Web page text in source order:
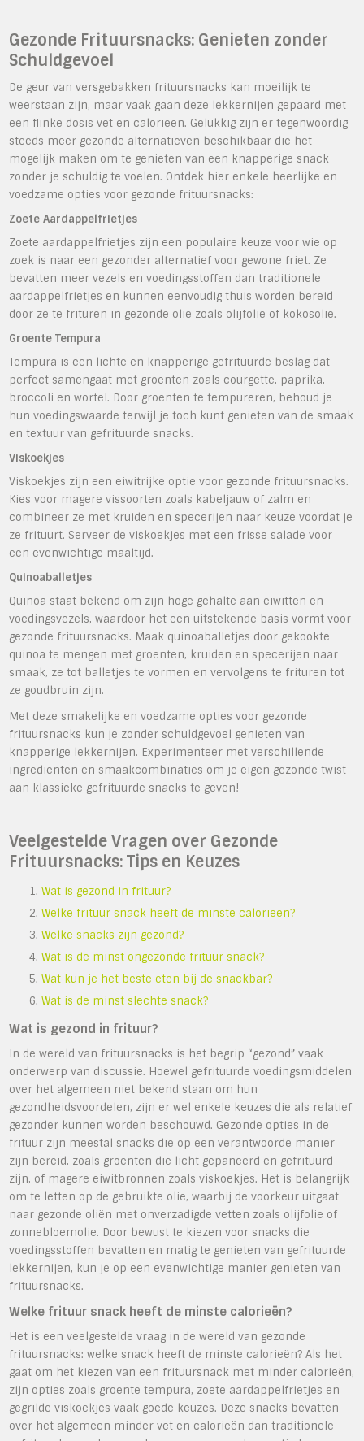
Gezonde Frituursnacks: Genieten zonder
Schuldgevoel
De geur van versgebakken frituursnacks kan moeilijk te
weerstaan zijn, maar vaak gaan deze lekkernijen gepaard met
een flinke dosis vet en calorieën. Gelukkig zijn er tegenwoordig
steeds meer gezonde alternatieven beschikbaar die het
mogelijk maken om te genieten van een knapperige snack
zonder je schuldig te voelen. Ontdek hier enkele heerlijke en
voedzame opties voor gezonde frituursnacks:
Zoete Aardappelfrietjes
Zoete aardappelfrietjes zijn een populaire keuze voor wie op
zoek is naar een gezonder alternatief voor gewone friet. Ze
bevatten meer vezels en voedingsstoffen dan traditionele
aardappelfrietjes en kunnen eenvoudig thuis worden bereid
door ze te frituren in gezonde olie zoals olijfolie of kokosolie.
Groente Tempura
Tempura is een lichte en knapperige gefrituurde beslag dat
perfect samengaat met groenten zoals courgette, paprika,
broccoli en wortel. Door groenten te tempureren, behoud je
hun voedingswaarde terwijl je toch kunt genieten van de smaak
en textuur van gefrituurde snacks.
Viskoekjes
Viskoekjes zijn een eiwitrijke optie voor gezonde frituursnacks.
Kies voor magere vissoorten zoals kabeljauw of zalm en
combineer ze met kruiden en specerijen naar keuze voordat je
ze frituurt. Serveer de viskoekjes met een frisse salade voor
een evenwichtige maaltijd.
Quinoaballetjes
Quinoa staat bekend om zijn hoge gehalte aan eiwitten en
voedingsvezels, waardoor het een uitstekende basis vormt voor
gezonde frituursnacks. Maak quinoaballetjes door gekookte
quinoa te mengen met groenten, kruiden en specerijen naar
smaak, ze tot balletjes te vormen en vervolgens te frituren tot
ze goudbruin zijn.
Met deze smakelijke en voedzame opties voor gezonde
frituursnacks kun je zonder schuldgevoel genieten van
knapperige lekkernijen. Experimenteer met verschillende
ingrediënten en smaakcombinaties om je eigen gezonde twist
aan klassieke gefrituurde snacks te geven!
Veelgestelde Vragen over Gezonde
Frituursnacks: Tips en Keuzes
Wat is gezond in frituur?
Welke frituur snack heeft de minste calorieën?
Welke snacks zijn gezond?
Wat is de minst ongezonde frituur snack?
Wat kun je het beste eten bij de snackbar?
Wat is de minst slechte snack?
Wat is gezond in frituur?
In de wereld van frituursnacks is het begrip “gezond” vaak
onderwerp van discussie. Hoewel gefrituurde voedingsmiddelen
over het algemeen niet bekend staan om hun
gezondheidsvoordelen, zijn er wel enkele keuzes die als relatief
gezonder kunnen worden beschouwd. Gezonde opties in de
frituur zijn meestal snacks die op een verantwoorde manier
zijn bereid, zoals groenten die licht gepaneerd en gefrituurd
zijn, of magere eiwitbronnen zoals viskoekjes. Het is belangrijk
om te letten op de gebruikte olie, waarbij de voorkeur uitgaat
naar gezonde oliën met onverzadigde vetten zoals olijfolie of
zonnebloemolie. Door bewust te kiezen voor snacks die
voedingsstoffen bevatten en matig te genieten van gefrituurde
lekkernijen, kun je op een evenwichtige manier genieten van
frituursnacks.
Welke frituur snack heeft de minste calorieën?
Het is een veelgestelde vraag in de wereld van gezonde
frituursnacks: welke snack heeft de minste calorieën? Als het
gaat om het kiezen van een frituursnack met minder calorieën,
zijn opties zoals groente tempura, zoete aardappelfrietjes en
gegrilde viskoekjes vaak goede keuzes. Deze snacks bevatten
over het algemeen minder vet en calorieën dan traditionele